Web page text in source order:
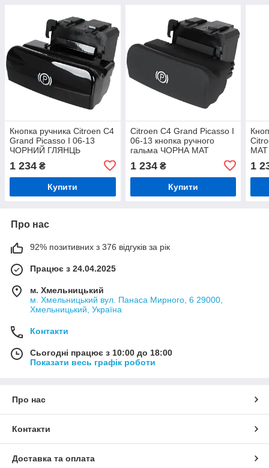
Кнопка ручника Citroen C4
Grand Picasso I 06-13
ЧОРНИЙ ГЛЯНЦЬ
1 234 ₴
Купити
Citroen C4 Grand Picasso I
06-13 кнопка ручного
гальма ЧОРНА МАТ
1 234₴
Купити
МАТ
1
Про нас
92% позитивних з 376 відгуків за рік
Працює з 24.04.2025
м. Хмельницький
м. Хмельницький вул. Панаса Мирного, 6 29000,
Хмельницький, Україна
Контакти
Сьогодні працює з 10:00 до 18:00
Показати весь графік роботи
Про нас
Контакти
Доставка та оплата